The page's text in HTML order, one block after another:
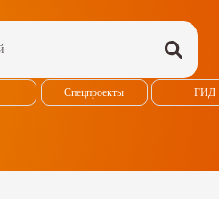
Спецпроекты ГИД